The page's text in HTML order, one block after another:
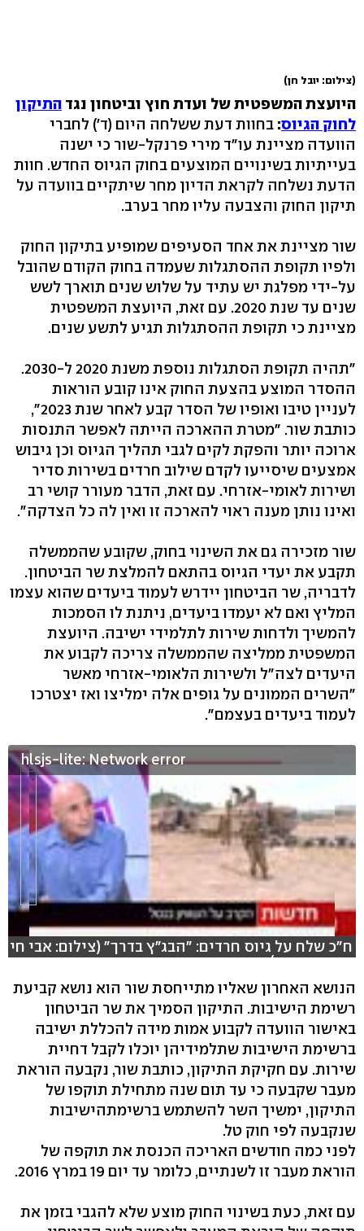
(צילום: יובל חן)
היועצת המשפטית של ועדת חוץ וביטחון נגד התיקון
לחוק הגיוס: בחוות דעת ששלחה היום (ד') לחברי
הוועדה מציינת עו"ד מירי פרנקל-שור כי ישנה
בעייתיות בשינויים המוצעים בחוק הגיוס החדש. חוות
הדעת נשלחה לקראת הדיון מחר שיתקיים בוועדה על
תיקון החוק והצבעה עליו מחר בערב.
שור מציינת את אחד הסעיפים שמופיע בתיקון החוק
ולפיו תקופת ההסתגלות שעמדה בחוק הקודם שהובל
על-ידי מפלגת יש עתיד על שלוש שנים תוארך לשש
שנים עד שנת 2020. עם זאת, היועצת המשפטית
מציינת כי תקופת ההסתגלות תגיע לתשע שנים.
"תהיה תקופת הסתגלות נוספת משנת 2020 ל-2030.
ההסדר המוצע בהצעת החוק אינו קובע הוראות
לעניין טיבו ואופיו של הסדר קבע לאחר שנת 2023",
כותבת שור. "מטרת ההארכה הייתה לאפשר התנסות
ארוכה יותר והפקת לקים לגבי תהליך הגיוס וכן גיבוש
אמצעים שיסייעו לקדם שילוב חרדים בשירות סדיר
ושירות לאומי-אזרחי. עם זאת, הדבר מעורר קושי רב
ואינו נותן מענה ראוי להארכה זו ואין לה כל הצדקה".
שור מזכירה גם את השינוי בחוק, שקובע שהממשלה
תקבע את יעדי הגיוס בהתאם להמלצת שר הביטחון.
לדבריה, שר הביטחון יידרש לעמוד ביעדים שהוא עצמו
המליץ ואם לא יעמדו ביעדים, ניתנת לו הסמכות
להמשיך ולדחות שירות לתלמידי ישיבה. היועצת
המשפטית ממליצה שהממשלה צריכה לקבוע את
היעדים לצה"ל ולשירות הלאומי-אזרחי מאשר
"השרים הממונים על גופים אלה ימליצו ואז יצטרכו
לעמוד ביעדים בעצמם".
hlsjs-lite: Network error
ח"כ שלח על גיוס חרדים: "הבג"ץ בדרך" (צילום: אבי חי
ויוגב אטיאס)
הנושא האחרון שאליו מתייחסת שור הוא נושא קביעת
רשימת הישיבות. התיקון הסמיך את שר הביטחון
באישור הוועדה לקבוע אמות מידה להכללת ישיבה
ברשימת הישיבות שתלמידיהן יוכלו לקבל דחיית
שירות. עם חקיקת התיקון, כותבת שור, נקבעה הוראת
מעבר שקבעה כי עד תום שנה מתחילת תוקפו של
התיקון, ימשיך השר להשתמש ברשימתהישיבות
שנקבעה לפי חוק טל.
לפני כמה חודשים האריכה הכנסת את תוקפה של
הוראת מעבר זו לשנתיים, כלומר עד יום 19 במרץ 2016.
עם זאת, כעת בשינוי החוק מוצע שלא להגבי בזמן את